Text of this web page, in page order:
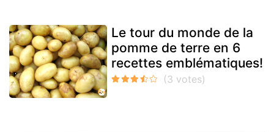
Le tour du monde de la
pomme de terre en 6
recettes emblématiques!